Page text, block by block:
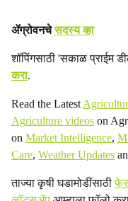
ॲग्रोवनचेसदस्य व्हा
शॉपिंगसाठी 'सकाळ प्राईम
करा.
Read the Latest
Agriculture videos on
on Market Intelligence,
Care, Weather Updates
ताज्या कृषी घडामोडींसाठी